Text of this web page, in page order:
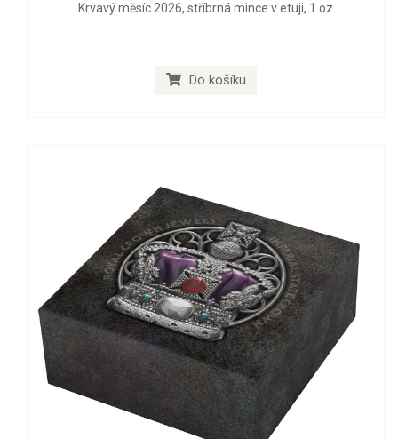
Krvavý měsíc 2026, stříbrná mince v etuji, 1 oz
Do košíku